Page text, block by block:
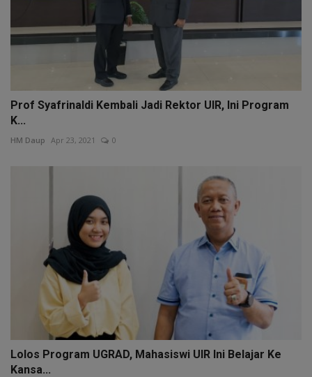
Prof Syafrinaldi Kembali Jadi Rektor UIR, Ini Program
K...
HM Daup Apr 23, 2021 0
Lolos Program UGRAD, Mahasiswi UIR Ini Belajar Ke
Kansa...